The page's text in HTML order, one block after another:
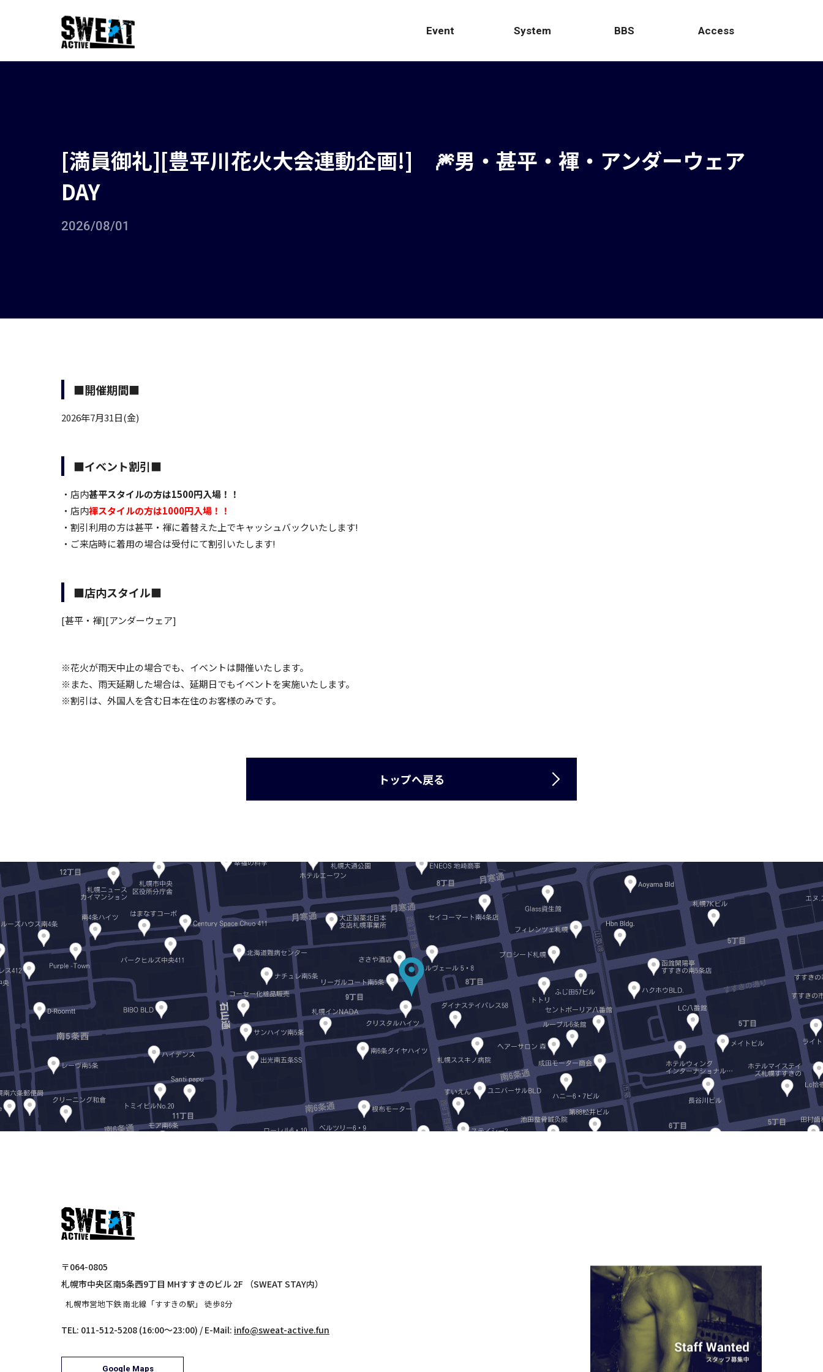
Event System BBS Access
[満員御礼][豊平川花火大会連動企画!] 🎆男・甚平・褌・アンダーウェア
DAY
2026/08/01
■開催期間■
2026年7月31日(金)
■イベント割引■
・店内甚平スタイルの方は1500円入場！！
・店内褌スタイルの方は1000円入場！！
・割引利用の方は甚平・褌に着替えた上でキャッシュバックいたします!
・ご来店時に着用の場合は受付にて割引いたします!
■店内スタイル■
[甚平・褌][アンダーウェア]
※花火が雨天中止の場合でも、イベントは開催いたします。
※また、雨天延期した場合は、延期日でもイベントを実施いたします。
※割引は、外国人を含む日本在住のお客様のみです。
トップへ戻る
〒064-0805
札幌市中央区南5条西9丁目 MHすすきのビル 2F （SWEAT STAY内）
札幌市営地下鉄 南北線「すすきの駅」 徒歩8分
TEL: 011-512-5208 (16:00～23:00) / E-Mail: info@sweat-active.fun
Google Maps